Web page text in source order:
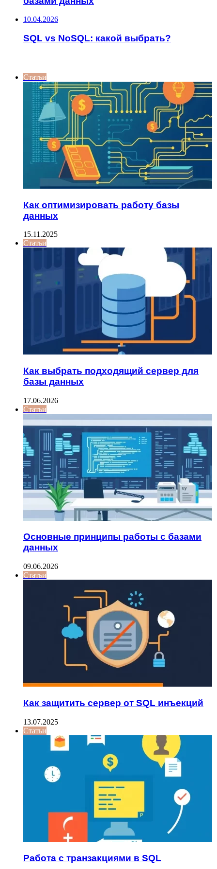
10.04.2026
SQL vs NoSQL: какой выбрать?
Статьи
Как оптимизировать работу базы
данных
15.11.2025
Статьи
Как выбрать подходящий сервер для
базы данных
17.06.2026
Статьи
Основные принципы работы с базами
данных
09.06.2026
Статьи
Как защитить сервер от SQL инъекций
13.07.2025
Статьи
Работа с транзакциями в SQL